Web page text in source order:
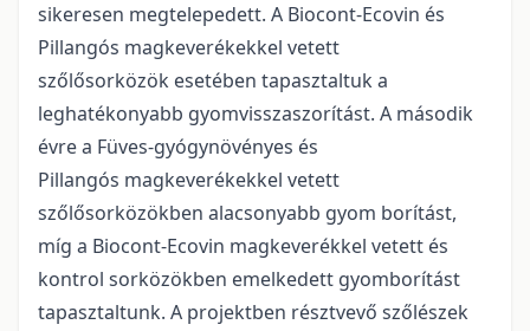
sikeresen megtelepedett. A Biocont-Ecovin és
Pillangós magkeverékekkel vetett
szőlősorközök esetében tapasztaltuk a
leghatékonyabb gyomvisszaszorítást. A második
évre a Füves-gyógynövényes és
Pillangós magkeverékekkel vetett
szőlősorközökben alacsonyabb gyom borítást,
míg a Biocont-Ecovin magkeverékkel vetett és
kontrol sorközökben emelkedett gyomborítást
tapasztaltunk. A projektben résztvevő szőlészek